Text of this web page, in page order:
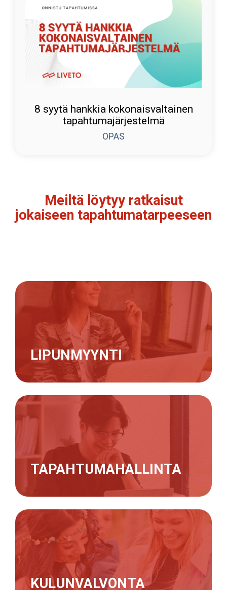
8 syytä hankkia kokonaisvaltainen
tapahtumajärjestelmä
OPAS
Meiltä löytyy ratkaisut
jokaiseen tapahtumatarpeeseen
LIPUNMYYNTI
TAPAHTUMAHALLINTA
KULUNVALVONTA